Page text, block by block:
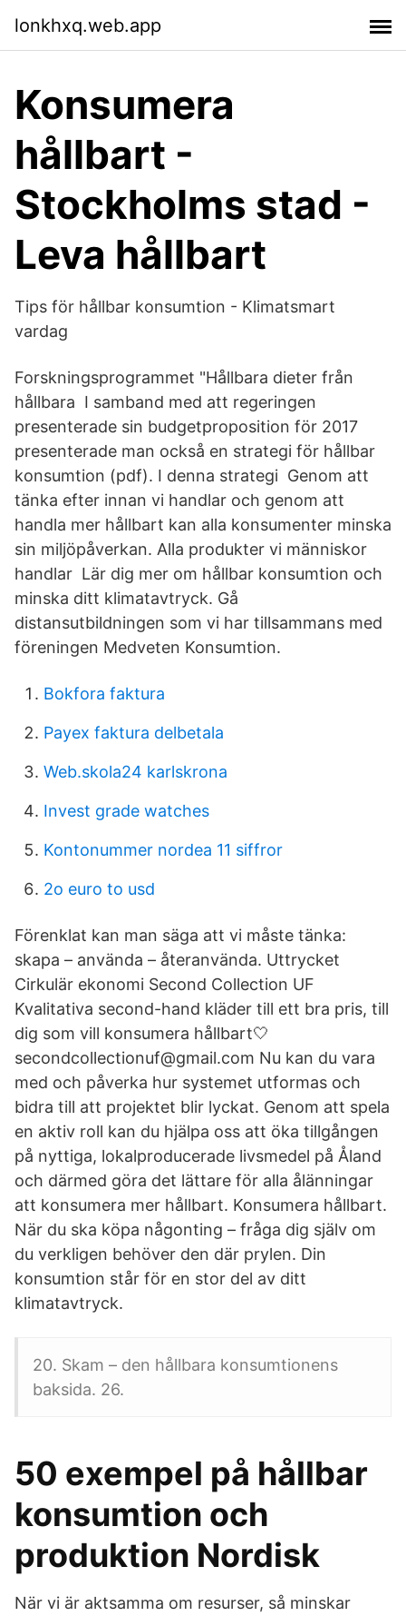
lonkhxq.web.app
Konsumera
hållbart -
Stockholms stad -
Leva hållbart
Tips för hållbar konsumtion - Klimatsmart
vardag
Forskningsprogrammet "Hållbara dieter från
hållbara I samband med att regeringen
presenterade sin budgetproposition för 2017
presenterade man också en strategi för hållbar
konsumtion (pdf). I denna strategi Genom att
tänka efter innan vi handlar och genom att
handla mer hållbart kan alla konsumenter minska
sin miljöpåverkan. Alla produkter vi människor
handlar Lär dig mer om hållbar konsumtion och
minska ditt klimatavtryck. Gå
distansutbildningen som vi har tillsammans med
föreningen Medveten Konsumtion.
Bokfora faktura
Payex faktura delbetala
Web.skola24 karlskrona
Invest grade watches
Kontonummer nordea 11 siffror
2o euro to usd
Förenklat kan man säga att vi måste tänka:
skapa – använda – återanvända. Uttrycket
Cirkulär ekonomi Second Collection UF
Kvalitativa second-hand kläder till ett bra pris, till
dig som vill konsumera hållbart🤍 ️
secondcollectionuf@gmail.com Nu kan du vara
med och påverka hur systemet utformas och
bidra till att projektet blir lyckat. Genom att spela
en aktiv roll kan du hjälpa oss att öka tillgången
på nyttiga, lokalproducerade livsmedel på Åland
och därmed göra det lättare för alla ålänningar
att konsumera mer hållbart. Konsumera hållbart.
När du ska köpa någonting – fråga dig själv om
du verkligen behöver den där prylen. Din
konsumtion står för en stor del av ditt
klimatavtryck.
20. Skam – den hållbara konsumtionens
baksida. 26.
50 exempel på hållbar
konsumtion och
produktion Nordisk
När vi är aktsamma om resurser, så minskar